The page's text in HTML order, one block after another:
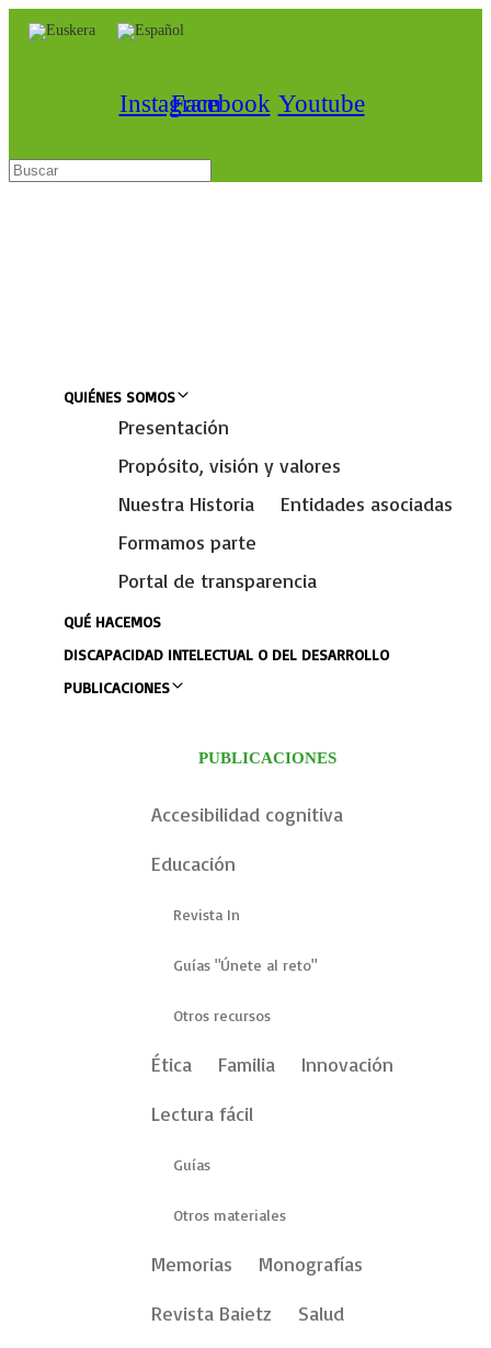
links
Skip to
primary
InstagramFacebook Youtube
QUIÉNES SOMOS
Presentación
Propósito, visión y valores
Nuestra Historia
Entidades asociadas
Formamos parte
Portal de transparencia
QUÉ HACEMOS
DISCAPACIDAD INTELECTUAL O DEL DESARROLLO
PUBLICACIONES
PUBLICACIONES
Accesibilidad cognitiva
Educación
Revista In
Guías "Únete al reto"
Otros recursos
Ética Familia Innovación
Lectura fácil
Guías
Otros materiales
Memorias Monografías
Revista Baietz Salud